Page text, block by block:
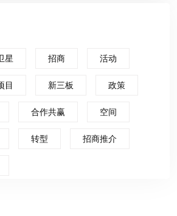
星 招商 活动
目 新三板 政策
合作共赢 空间
转型 招商推介